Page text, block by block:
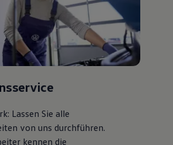
Lassen Sie alle
von uns durchführen.
kennen die